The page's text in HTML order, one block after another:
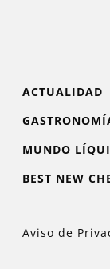
ACTUALIDAD
MUNDO
BEST NEW
Aviso de